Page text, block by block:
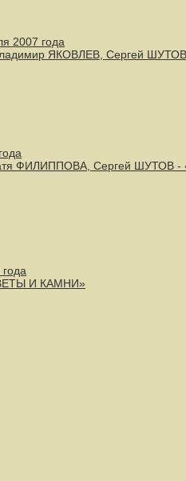
2007 года
ЯКОВЛЕВ, Сергей
ФИЛИППОВА, Сергей ШУТОВ
И КАМНИ»